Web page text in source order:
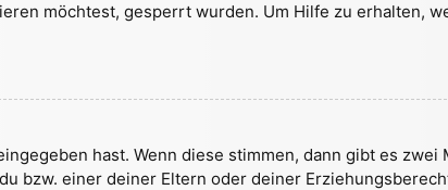
möchtest, gesperrt wurden. Um Hilfe zu erhalten,
hast. Wenn diese stimmen, dann gibt es zwei
bzw. einer deiner Eltern oder deiner